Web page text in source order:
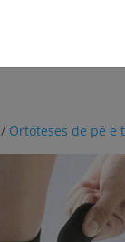
/ Ortóteses de pé e